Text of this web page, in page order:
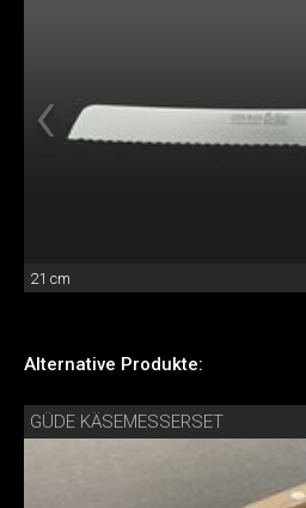
21 cm
Alternative Produkte:
GÜDE KÄSEMESSERSET